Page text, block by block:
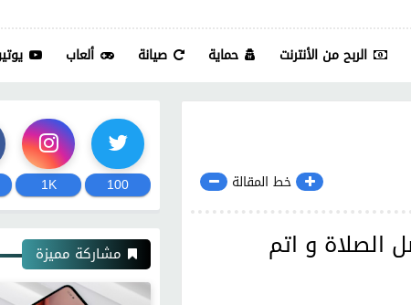
الربح من الأنترنت حماية صيانة ألعاب
خط المقالة
الصلاة و اتم
100
1K
مشاركة مميزة